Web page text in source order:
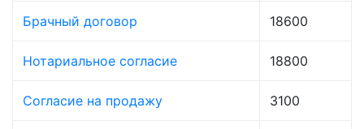
Брачный договор 18600
Нотариальное согласие 18800
Согласие на продажу 3100